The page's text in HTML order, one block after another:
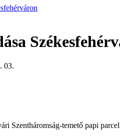
03.
Szentháromság-temető papi